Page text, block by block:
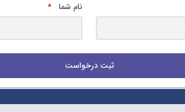
نام شما *